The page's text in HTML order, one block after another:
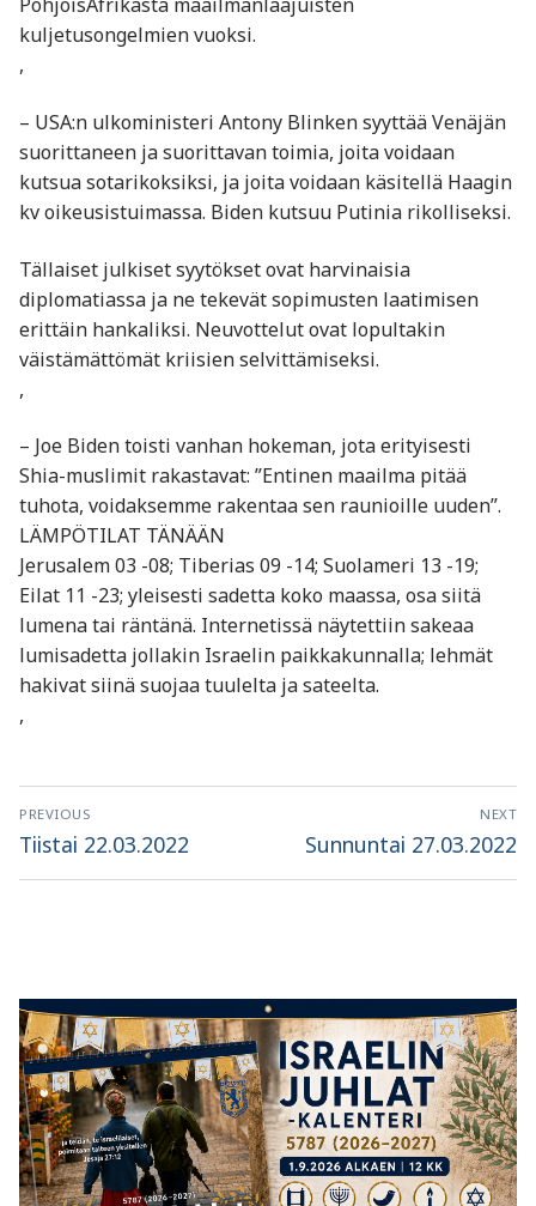
kuljetusongelmien vuoksi.
,
– USA:n ulkoministeri Antony Blinken syyttää Venäjän
suorittaneen ja suorittavan toimia, joita voidaan
kutsua sotarikoksiksi, ja joita voidaan käsitellä Haagin
kv oikeusistuimassa. Biden kutsuu Putinia rikolliseksi.
Tällaiset julkiset syytökset ovat harvinaisia
diplomatiassa ja ne tekevät sopimusten laatimisen
erittäin hankaliksi. Neuvottelut ovat lopultakin
väistämättömät kriisien selvittämiseksi.
,
– Joe Biden toisti vanhan hokeman, jota erityisesti
Shia-muslimit rakastavat: ”Entinen maailma pitää
tuhota, voidaksemme rakentaa sen raunioille uuden”.
LÄMPÖTILAT TÄNÄÄN
Jerusalem 03 -08; Tiberias 09 -14; Suolameri 13 -19;
Eilat 11 -23; yleisesti sadetta koko maassa, osa siitä
lumena tai räntänä. Internetissä näytettiin sakeaa
lumisadetta jollakin Israelin paikkakunnalla; lehmät
hakivat siinä suojaa tuulelta ja sateelta.
,
Artikkelien
selaus
PREVIOUS
Previous
Tiistai 22.03.2022
NEXT
Next
Sunnuntai 27.03.2022